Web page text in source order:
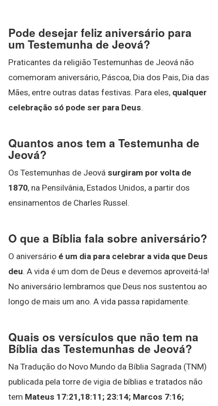
Pode desejar feliz aniversário para
um Testemunha de Jeová?
Praticantes da religião Testemunhas de Jeová não
comemoram aniversário, Páscoa, Dia dos Pais, Dia das
Mães, entre outras datas festivas. Para eles, qualquer
celebração só pode ser para Deus.
Quantos anos tem a Testemunha de
Jeová?
Os Testemunhas de Jeová surgiram por volta de
1870, na Pensilvânia, Estados Unidos, a partir dos
ensinamentos de Charles Russel.
O que a Bíblia fala sobre aniversário?
O aniversário é um dia para celebrar a vida que Deus
deu. A vida é um dom de Deus e devemos aproveitá-la!
No aniversário lembramos que Deus nos sustentou ao
longo de mais um ano. A vida passa rapidamente.
Quais os versículos que não tem na
Bíblia das Testemunhas de Jeová?
Na Tradução do Novo Mundo da Bíblia Sagrada (TNM)
publicada pela torre de vigia de bíblias e tratados não
tem Mateus 17:21,18:11; 23:14; Marcos 7:16;